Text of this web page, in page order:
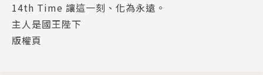
14th Time 讓這一刻、化為永遠。
主人是國王陛下
版權頁